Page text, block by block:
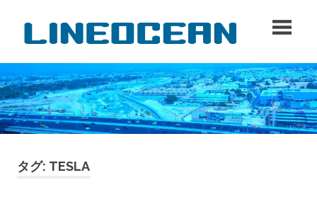
ツ
へ
ス
キ
タグ: TESLA